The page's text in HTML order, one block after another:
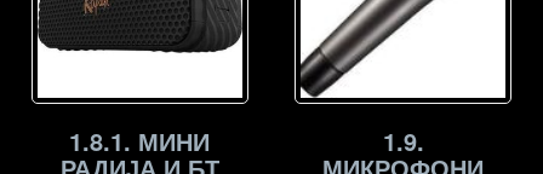
1.8.1. МИНИ 1.9.